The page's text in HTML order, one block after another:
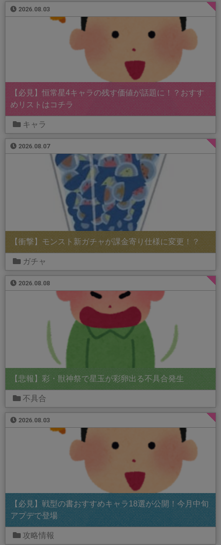
2026.08.03
【必見】恒常星4キャラの残す価値が話題に！？おすす
めリストはコチラ
キャラ
2026.08.07
【衝撃】モンスト新ガチャが課金寄り仕様に変更！？
ガチャ
2026.08.08
【悲報】彩・獣神祭で星玉が彩卵出る不具合発生
不具合
2026.08.03
【必見】戦型の書おすすめキャラ18選が公開！今月中旬
アプデで登場
攻略情報